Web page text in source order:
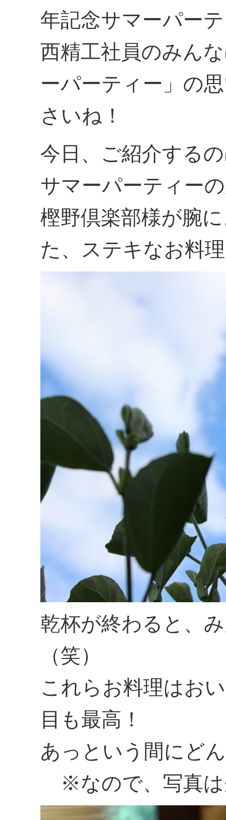
年記念サマーパー
西精工社員のみん
ーパーティー」の
さいね！
今日、ご紹介する
サマーパーティー
樫野倶楽部様が腕
た、ステキなお料
乾杯が終わると、
（笑）
これらお料理はお
目も最高！
あっという間にど
※なので、写真は